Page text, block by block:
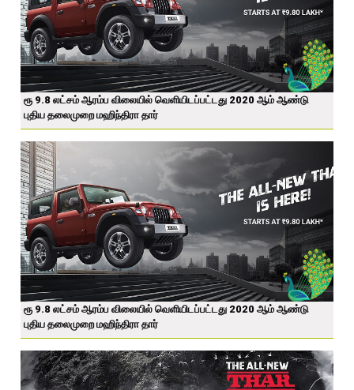
ரூ 9.8 லட்சம் ஆரம்ப விலையில் வெளியிடப்பட்டது 2020 ஆம் ஆண்டு
புதிய தலைமுறை மஹிந்திரா தார்
ரூ 9.8 லட்சம் ஆரம்ப விலையில் வெளியிடப்பட்டது 2020 ஆம் ஆண்டு
புதிய தலைமுறை மஹிந்திரா தார்